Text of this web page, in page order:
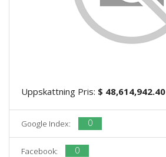
Uppskattning Pris: $ 48,614,942.40
Google Index: 0
Facebook: 0